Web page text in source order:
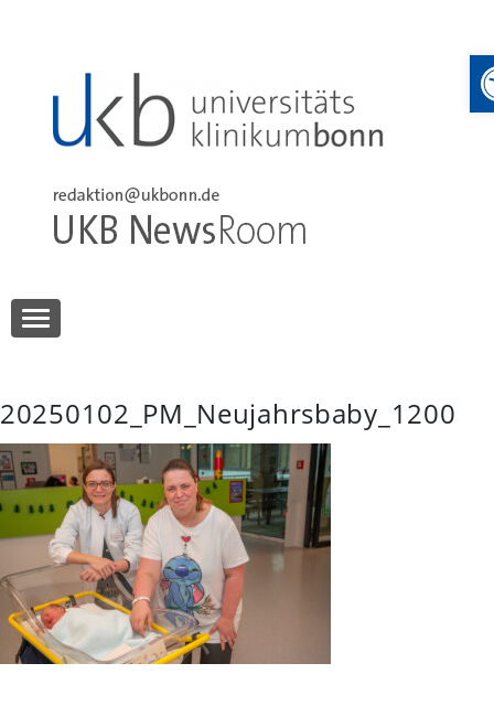
UKB NewsRoom
20250102_PM_Neujahrsbaby_1200